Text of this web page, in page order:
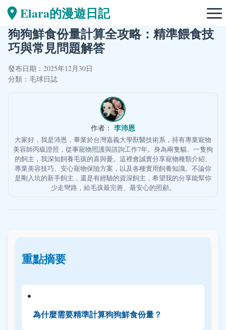
Elara的漫遊日記
狗狗鮮食份量計算全攻略：精準餵食技
巧與常見問題解答
發布日期：2025年12月30日
分類： 毛球日誌
作者： 李沛恩
大家好，我是沛恩，畢業於台灣嘉義大學獸醫技術系，持有專業寵物
美容師丙級證照，從事寵物照護與諮詢工作7年。身為兩隻貓、一隻狗
的飼主，我深知飼養毛孩的喜與憂。這裡會誠實分享寵物種類介紹、
專業美容技巧、安心寵物保險方案，以及各種實用飼養知識。不論你
是剛入坑的新手飼主，還是有經驗的資深飼主，希望我的分享能幫你
少走彎路，給毛孩最完善、最安心的照顧。
重點摘要
為什麼需要精準計算狗狗鮮食份量？